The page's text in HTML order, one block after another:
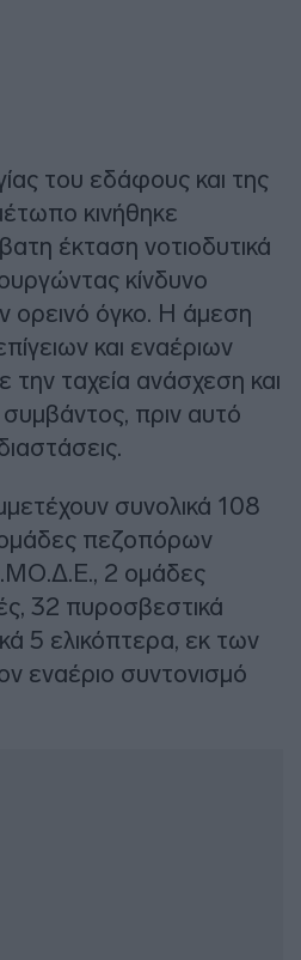
του εδάφους και της
κινήθηκε
έκταση νοτιοδυτικά
κίνδυνο
ορεινό όγκο. Η άμεση
και εναέριων
ταχεία ανάσχεση και
πριν αυτό
συνολικά 108
πεζοπόρων
2 ομάδες
32 πυροσβεστικά
5 ελικόπτερα, εκ των
εναέριο συντονισμό